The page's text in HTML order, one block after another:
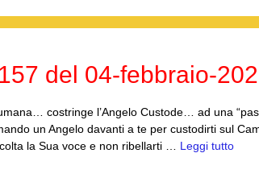
vi
del 04-febbraio-
costringe l’Angelo Custode… ad una
un Angelo davanti a te per custodirti sul
la Sua voce e non ribellarti … Leggi tutto